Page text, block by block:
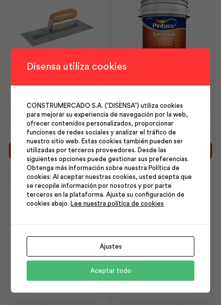
6x6x6 | Workpro
280x120
Dentada
6x6x6
Workpro
cantidad
Añadir al carrito
Marfil 5 gl | Pintuco
Intervinil
Látex
Mate
Marfil
5
gl
|
Pintuco
cantidad
Añadir al carrito
Espátula 4″ Mango
Plástico | Best Value
Plástico | Best Value
Disensa utiliza cookies
CONSTRUMERCADO S.A. (“DISENSA”) utiliza cookies
para mejorar su experiencia de navegación por la web,
ofrecer contenidos personalizados, proporcionar
funciones de redes sociales y analizar el tráfico de
nuestro sitio web. Estas cookies también pueden ser
utilizadas por terceros proveedores. Desde las
siguientes opciones puede gestionar sus preferencias.
Obtenga más información sobre nuestra Política de
cookies: Al aceptar nuestras cookies, usted acepta que
se recopile información por nosotros y por parte
terceros en la plataforma. Ajuste su configuración de
cookies abajo. Lee nuestra política de cookies
Ajustes
Aceptar todo